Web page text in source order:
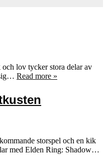
lov tycker stora delar av
Read more »
storspel och en kik
med Elden Ring: Shadow…